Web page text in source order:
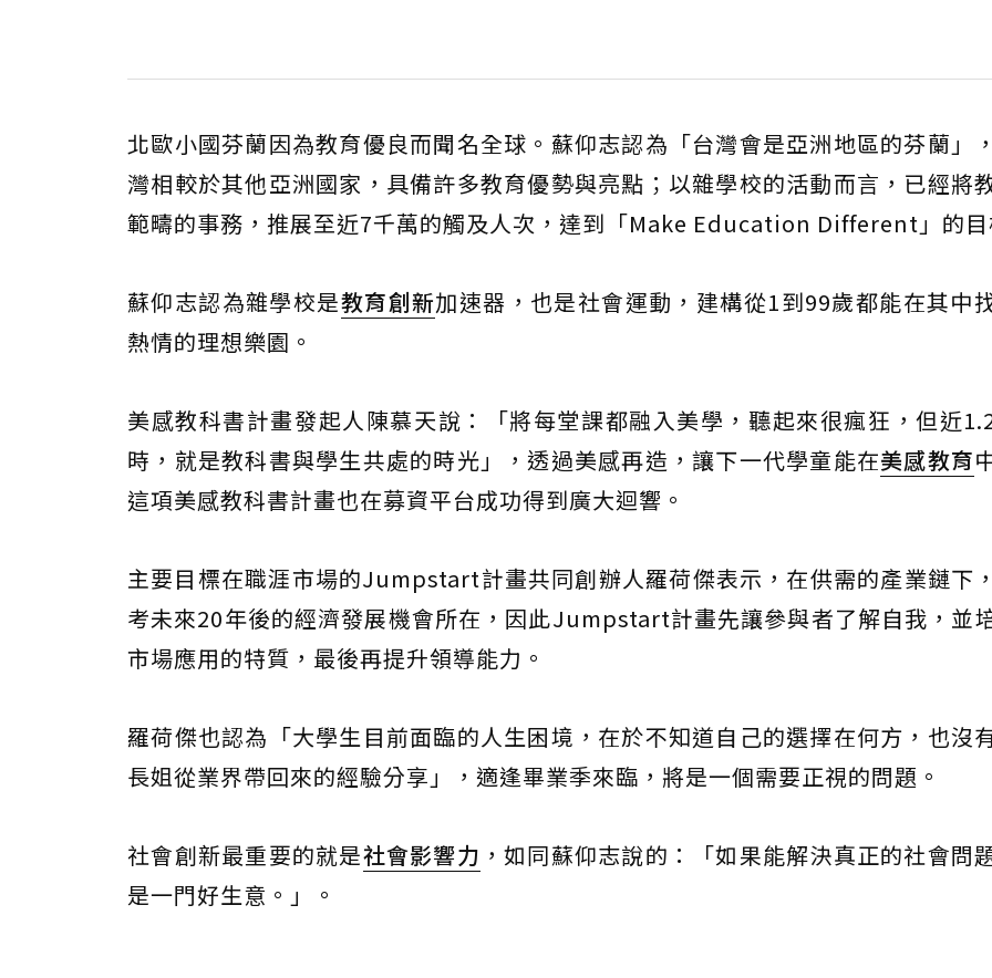
北歐小國芬蘭因為教育優良而聞名全球。蘇仰志認為「台灣會是亞洲地區的芬蘭」
灣相較於其他亞洲國家，具備許多教育優勢與亮點；以雜學校的活動而言，已經將
範疇的事務，推展至近7千萬的觸及人次，達到「Make Education Different」的目
蘇仰志認為雜學校是教育創新加速器，也是社會運動，建構從1到99歲都能在其中
熱情的理想樂園。
美感教科書計畫發起人陳慕天說：「將每堂課都融入美學，聽起來很瘋狂，但近
時，就是教科書與學生共處的時光」，透過美感再造，讓下一代學童能在美感教育
這項美感教科書計畫也在募資平台成功得到廣大迴響。
主要目標在職涯市場的Jumpstart計畫共同創辦人羅荷傑表示，在供需的產業鏈下
考未來20年後的經濟發展機會所在，因此Jumpstart計畫先讓參與者了解自我，並
市場應用的特質，最後再提升領導能力。
羅荷傑也認為「大學生目前面臨的人生困境，在於不知道自己的選擇在何方，也沒
長姐從業界帶回來的經驗分享」，適逢畢業季來臨，將是一個需要正視的問題。
社會創新最重要的就是社會影響力 ，如同蘇仰志說的：「如果能解決真正的社會問
是一門好生意。」。